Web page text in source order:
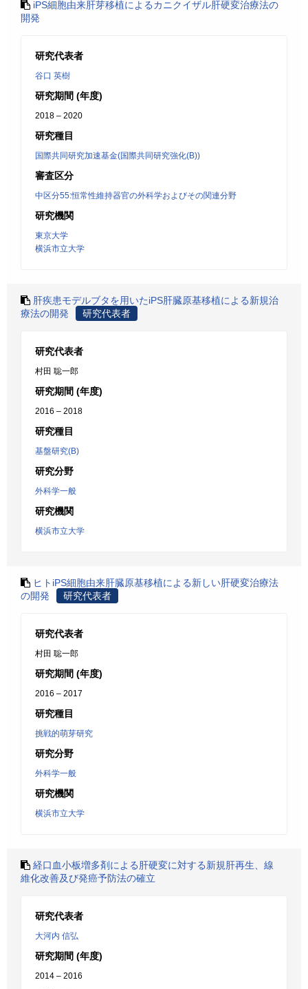
iPS細胞由来肝芽移植によるカニクイザル肝硬変治療法の
開発
研究代表者
谷口 英樹
研究期間 (年度)
2018 – 2020
研究種目
国際共同研究加速基金(国際共同研究強化(B))
審査区分
中区分55:恒常性維持器官の外科学およびその関連分野
研究機関
東京大学
横浜市立大学
肝疾患モデルブタを用いたiPS肝臓原基移植による新規治
療法の開発
研究代表者
研究代表者
村田 聡一郎
研究期間 (年度)
2016 – 2018
研究種目
基盤研究(B)
研究分野
外科学一般
研究機関
横浜市立大学
ヒトiPS細胞由来肝臓原基移植による新しい肝硬変治療法
の開発
研究代表者
研究代表者
村田 聡一郎
研究期間 (年度)
2016 – 2017
研究種目
挑戦的萌芽研究
研究分野
外科学一般
研究機関
横浜市立大学
経口血小板増多剤による肝硬変に対する新規肝再生、線
維化改善及び発癌予防法の確立
研究代表者
大河内 信弘
研究期間 (年度)
2014 – 2016